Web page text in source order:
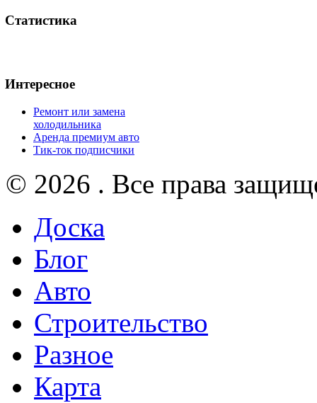
Статистика
Интересное
Ремонт или замена
холодильника
Аренда премиум авто
Тик-ток подписчики
© 2026 . Все права
Доска
Блог
Авто
Строительство
Разное
Карта